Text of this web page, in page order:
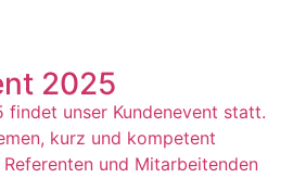
2025
findet unser Kundenevent statt.
kurz und kompetent
und Mitarbeitenden